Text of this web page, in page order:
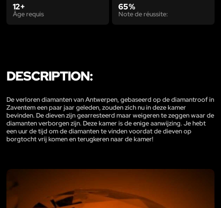
12+
Âge requis
65 %
Note de réussite:
DESCRIPTION:
De verloren diamanten van Antwerpen, gebaseerd op de diamantroof in
Zaventem een paar jaar geleden, zouden zich nu in deze kamer
bevinden. De dieven zijn gearresteerd maar weigeren te zeggen waar de
diamanten verborgen zijn. Deze kamer is de enige aanwijzing. Je hebt
een uur de tijd om de diamanten te vinden voordat de dieven op
borgtocht vrij komen en terugkeren naar de kamer!